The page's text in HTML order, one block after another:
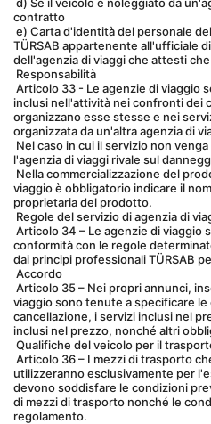
contratto
TÜRSAB appartenente all'ufficiale
dell'agenzia di viaggi che attesti
Responsabilità
inclusi nell'attività nei confronti dei
organizzano esse stesse e nei
organizzata da un'altra agenzia di
l'agenzia di viaggi rivale sul
viaggio è obbligatorio indicare il
proprietaria del prodotto.
Regole del servizio di agenzia di
conformità con le regole
dai principi professionali TÜRSAB
Accordo
viaggio sono tenute a specificare
cancellazione, i servizi inclusi nel
inclusi nel prezzo, nonché altri
Qualifiche del veicolo per il
utilizzeranno esclusivamente per
devono soddisfare le condizioni
di mezzi di trasporto nonché le
regolamento.